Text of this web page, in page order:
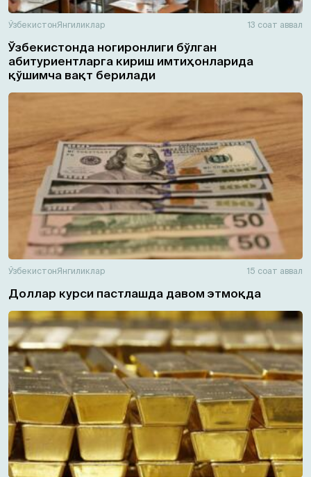
ЎзбекистонЯнгиликлар 13 соат аввал
Ўзбекистонда ногиронлиги бўлган
абитуриентларга кириш имтиҳонларида
қўшимча вақт берилади
ЎзбекистонЯнгиликлар 15 соат аввал
Доллар курси пастлашда давом этмоқда